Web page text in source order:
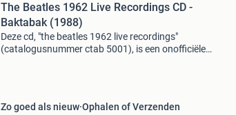
The Beatles 1962 Live Recordings CD -
Baktabak (1988)
Deze cd, "the beatles 1962 live recordings"
(catalogusnummer ctab 5001), is een onofficiële
Zo goed als nieuw Ophalen of Verzenden